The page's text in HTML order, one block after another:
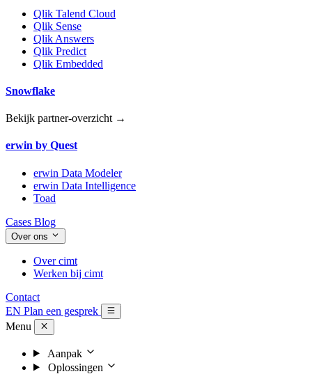
Qlik Talend Cloud
Qlik Sense
Qlik Answers
Qlik Predict
Qlik Embedded
Snowflake
Bekijk partner-overzicht →
erwin by Quest
erwin Data Modeler
erwin Data Intelligence
Toad
Cases Blog
Over ons
Over cimt
Werken bij cimt
Contact
EN Plan een gesprek
Menu
Aanpak
Oplossingen